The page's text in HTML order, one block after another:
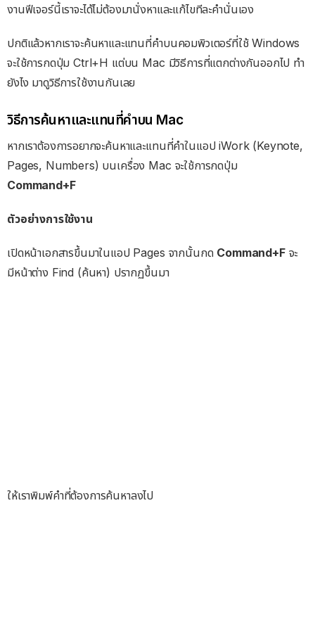
งานฟีเจอร์นี้เราจะได้ไม่ต้องมานั่งหาและแก้ไขทีละคำนั่นเอง
ปกติแล้วหากเราจะค้นหาและแทนที่คำบนคอมพิวเตอร์ที่ใช้ Windows
จะใช้การกดปุ่ม Ctrl+H แต่บน Mac มีวิธีการที่แตกต่างกันออกไป ทำ
ยังไง มาดูวิธีการใช้งานกันเลย
วิธีการค้นหาและแทนที่คำบน Mac
หากเราต้องการอยากจะค้นหาและแทนที่คำในแอป iWork (Keynote,
Pages, Numbers) บนเครื่อง Mac จะใช้การกดปุ่ม
Command+F
ตัวอย่างการใช้งาน
เปิดหน้าเอกสารขึ้นมาในแอป Pages จากนั้นกด Command+Fจะ
มีหน้าต่าง Find (ค้นหา) ปรากฏขึ้นมา
ให้เราพิมพ์คำที่ต้องการค้นหาลงไป